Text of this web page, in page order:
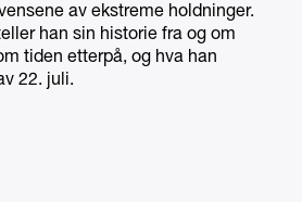
av ekstreme holdninger.
han sin historie fra og om
tiden etterpå, og hva han
22. juli.